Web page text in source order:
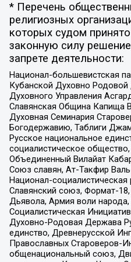
* Перечень
религиозных
которых судом
законную силу
запрете деятельности:
Национал-большевистская
Кубанской Духовно
Духовного Управления
Славянская Община Капища
Духовная Семинария
Богодержавию, Таблиги
Русское национальное
социалистическое
Объединенный Вилайат
Союз славян, Ат-Такфир
Национал-социалистическая
Славянский союз, Формат-
Дьявола, Армия воли
Социалистическая
Духовно-Родовая Держава
единство, Древнерусской
Православных Староверов-
общенациональный союз,